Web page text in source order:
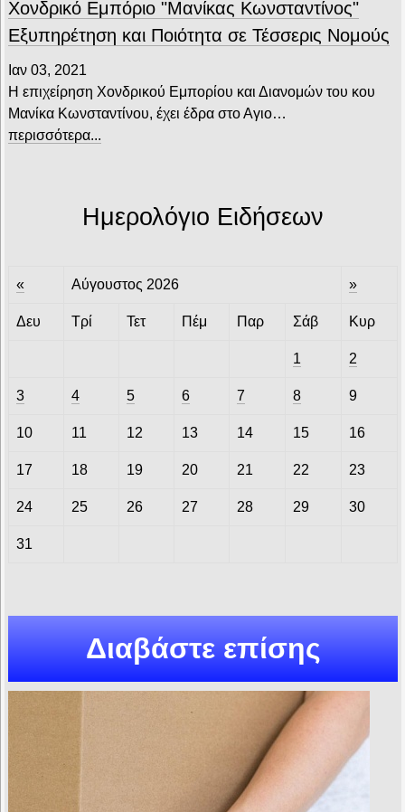
Χονδρικό Εμπόριο "Μανίκας Κωνσταντίνος"
Εξυπηρέτηση και Ποιότητα σε Τέσσερις Νομούς
Ιαν 03, 2021
Η επιχείρηση Χονδρικού Εμπορίου και Διανομών του κου
Μανίκα Κωνσταντίνου, έχει έδρα στο Αγιο…
περισσότερα...
Ημερολόγιο Ειδήσεων
« Αύγουστος 2026 »
Δευ Τρί Τετ Πέμ Παρ Σάβ Κυρ
1 2
3 4 5 6 7 8 9
10 11 12 13 14 15 16
17 18 19 20 21 22 23
24 25 26 27 28 29 30
31
Διαβάστε επίσης